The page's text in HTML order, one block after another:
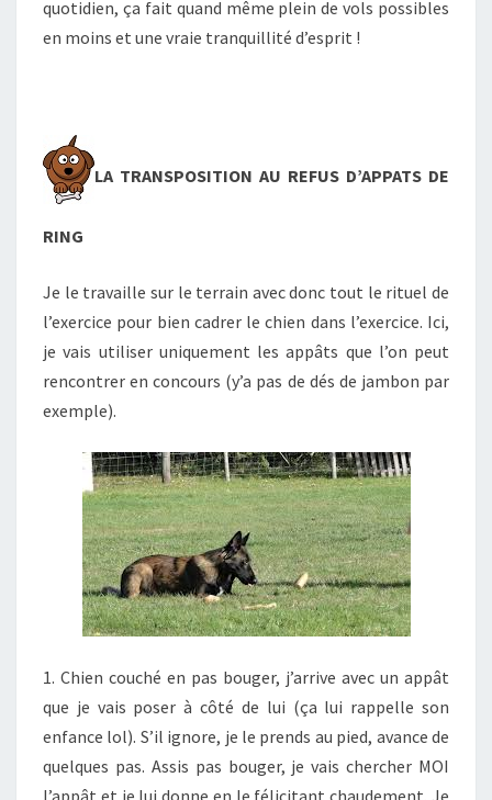
quotidien, ça fait quand même plein de vols possibles
en moins et une vraie tranquillité d’esprit !
LA TRANSPOSITION AU REFUS D’APPATS DE
RING
Je le travaille sur le terrain avec donc tout le rituel de
l’exercice pour bien cadrer le chien dans l’exercice. Ici,
je vais utiliser uniquement les appâts que l’on peut
rencontrer en concours (y’a pas de dés de jambon par
exemple).
1. Chien couché en pas bouger, j’arrive avec un appât
que je vais poser à côté de lui (ça lui rappelle son
enfance lol). S’il ignore, je le prends au pied, avance de
quelques pas. Assis pas bouger, je vais chercher MOI
l’appât et je lui donne en le félicitant chaudement. Je